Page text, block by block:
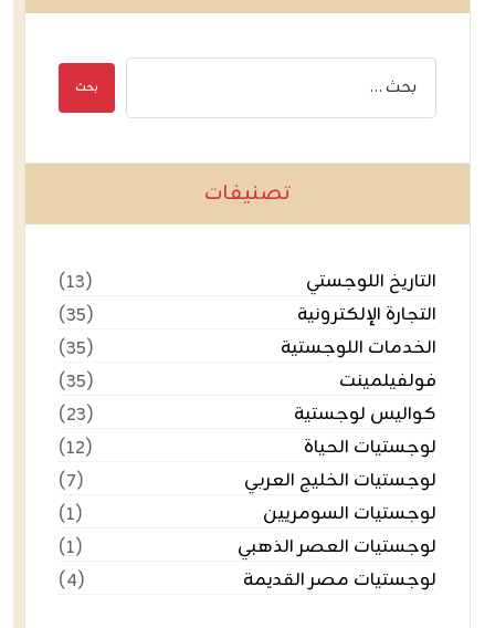
تصنيفات
التاريخ اللوجستي
(١٣)
التجارة الإلكترونية
(٣٥)
الخدمات اللوجستية
(٣٥)
فولفيلمينت
(٣٥)
كواليس لوجستية
(٢٣)
لوجستيات الحياة
(١٢)
لوجستيات الخليج العربي
(٧)
لوجستيات السومريين
(١)
لوجستيات العصر الذهبي
(١)
لوجستيات مصر القديمة
(٤)